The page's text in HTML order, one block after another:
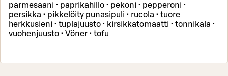
parmesaani • paprikahillo • pekoni • pepperoni •
persikka • pikkelöity punasipuli • rucola • tuore
herkkusieni • tuplajuusto • kirsikkatomaatti • tonnikala •
vuohenjuusto • Vöner • tofu